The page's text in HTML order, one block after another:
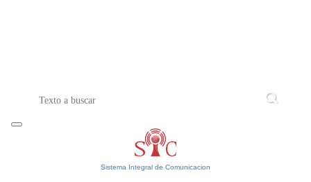
Sistema Integral de Comunicacion